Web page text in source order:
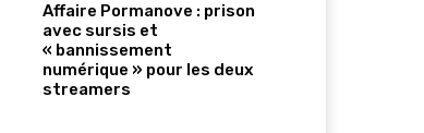
Affaire Pormanove : prison
avec sursis et
« bannissement
numérique » pour les deux
streamers